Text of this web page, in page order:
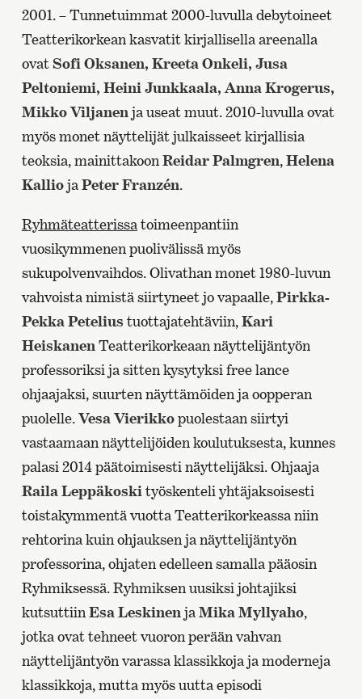
2001. – Tunnetuimmat 2000-luvulla debytoineet
Teatterikorkean kasvatit kirjallisella areenalla
ovatSofi Oksanen, Kreeta Onkeli, Jusa
Peltoniemi, Heini Junkkaala, Anna Krogerus,
Mikko Viljanen ja useat muut. 2010-luvulla ovat
myös monet näyttelijät julkaisseet kirjallisia
teoksia, mainittakoon Reidar Palmgren,Helena
KalliojaPeter Franzén.
Ryhmäteatterissatoimeenpantiin
vuosikymmenen puolivälissä myös
sukupolvenvaihdos. Olivathan monet 1980-luvun
vahvoista nimistä siirtyneet jo vapaalle,Pirkka-
Pekka Petelius tuottajatehtäviin,Kari
Heiskanen Teatterikorkeaan näyttelijäntyön
professoriksi ja sitten kysytyksi free lance
ohjaajaksi, suurten näyttämöiden ja oopperan
puolelle.Vesa Vierikkopuolestaan siirtyi
vastaamaan näyttelijöiden koulutuksesta, kunnes
palasi 2014 päätoimisesti näyttelijäksi. Ohjaaja
Raila Leppäkoski työskenteli yhtäjaksoisesti
toistakymmentä vuotta Teatterikorkeassa niin
rehtorina kuin ohjauksen ja näyttelijäntyön
professorina, ohjaten edelleen samalla pääosin
Ryhmiksessä. Ryhmiksen uusiksi johtajiksi
kutsuttiin Esa Leskinen jaMika Myllyaho,
jotka ovat tehneet vuoron perään vahvan
näyttelijäntyön varassa klassikkoja ja moderneja
klassikkoja, mutta myös uutta episodi